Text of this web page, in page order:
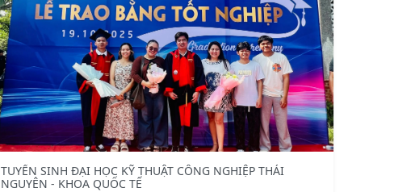
TUYỂN SINH ĐẠI HỌC KỸ THUẬT CÔNG NGHIỆP THÁI
NGUYÊN - KHOA QUỐC TẾ